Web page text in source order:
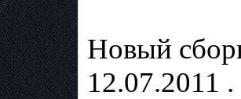
Новый
12.07.2011 .